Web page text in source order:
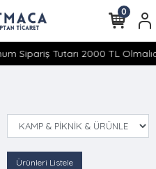
Sipariş Tutarı 2000 TL
0
Ürünleri Listele